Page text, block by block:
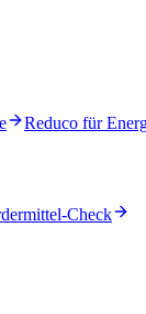
Reduco für
Check